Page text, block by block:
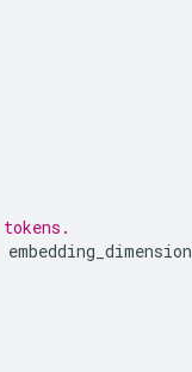
embedding_dimension